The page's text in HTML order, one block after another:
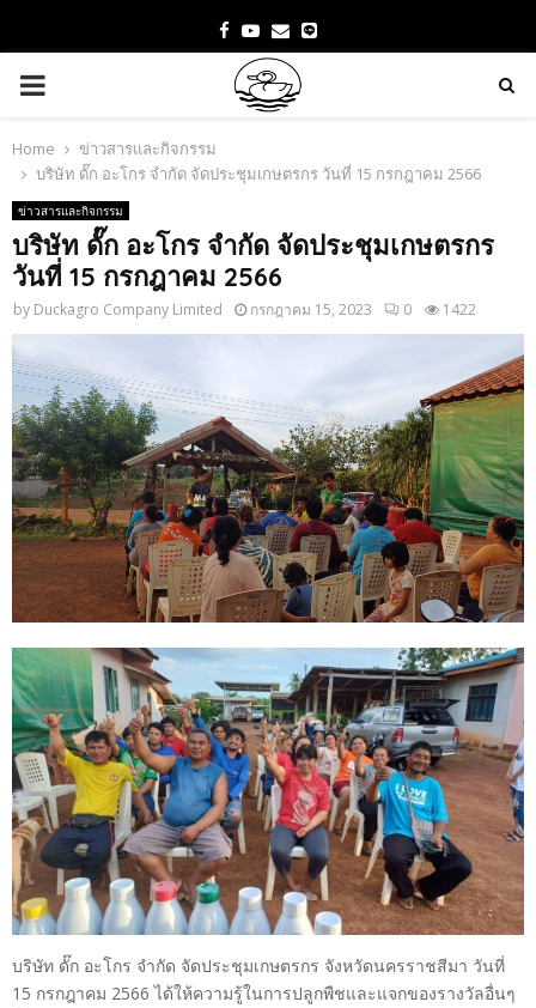
Facebook
Youtube
Email
PRIMARY
MENU
Home
ข่าวสารและกิจกรรม
บริษัท ดั๊ก อะโกร จำกัด จัดประชุมเกษตรกร วันที่ 15 กรกฎาคม 2566
ข่าวสารและกิจกรรม
บริษัท ดั๊ก อะโกร จำกัด จัดประชุมเกษตรกร
วันที่ 15 กรกฎาคม 2566
by Duckagro Company Limited กรกฎาคม 15, 2023 0 1422
บริษัท ดั๊ก อะโกร จำกัด จัดประชุมเกษตรกร จังหวัดนครราชสีมา วันที่
15 กรกฎาคม 2566 ได้ให้ความรู้ในการปลูกพืชและแจกของรางวัลอื่นๆ